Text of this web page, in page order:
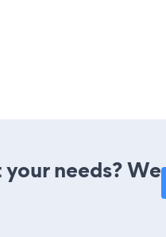
needs? We